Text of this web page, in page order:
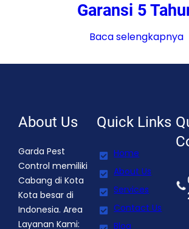
Garansi 5
Baca selengkapnya
About Us
Garda Pest
Control memiliki
Cabang di Kota
Kota besar di
Indonesia. Area
Layanan Kami:
Quick Links
Home
About Us
Services
Contact Us
Blog